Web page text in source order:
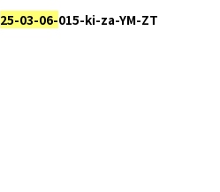
25-03-06-015-ki-za-YM-ZT